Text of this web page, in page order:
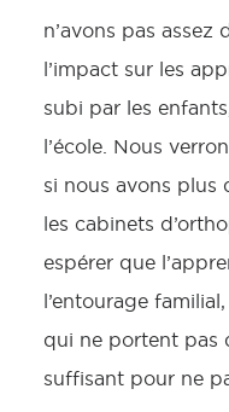
n’avons pas assez
l’impact sur les
subi par les
l’école. Nous
si nous avons plus
les cabinets
espérer que
l’entourage
qui ne portent pas
suffisant pour ne